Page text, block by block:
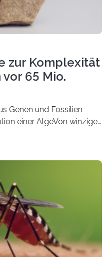
zur Komplexität
65 Mio.
Genen und Fossilien
einer AlgeVon winzigen
von Millionen Jahren
eine Gruppe heraus,
die
Einige Arten
dichte Geflechte
Was auffällig ist: Die